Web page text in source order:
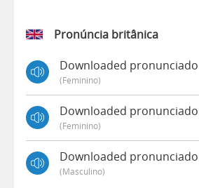
Pronúncia britânica
Downloaded
(feminino)
Downloaded
(feminino)
Downloaded
(masculino)